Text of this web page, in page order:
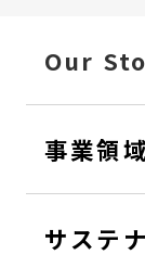
Our
事業領域
サステ